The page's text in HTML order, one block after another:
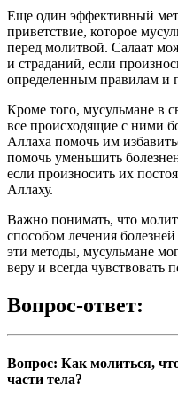
Еще один эффективный
приветствие, которое
перед молитвой. Салаат
и страданий, если
определенным правилам и
Кроме того, мусульмане в
все происходящие с ними
Аллаха помочь им
помочь уменьшить
если произносить их
Аллаху.
Важно понимать, что
способом лечения
эти методы, мусульмане
веру и всегда
Вопрос-ответ:
Вопрос: Как молиться,
части тела?